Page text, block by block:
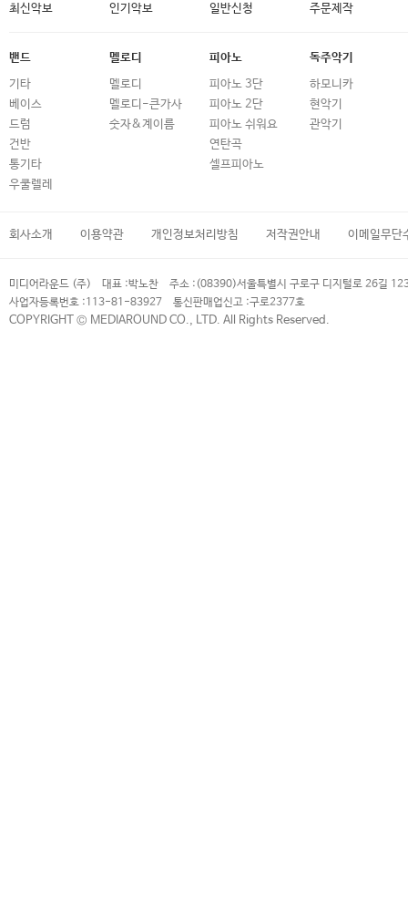
최신악보 인기악보 일반신청 주문제작
밴드
기타
베이스
드럼
건반
통기타
우쿨렐레
멜로디
멜로디
멜로디-큰가사
숫자&계이름
피아노
피아노 3단
피아노 2단
피아노 쉬워요
연탄곡
셀프피아노
독주악기
하모니카
현악기
관악기
회사소개 이용약관 개인정보처리방침 저작권안내 이메일무단
미디어라운드 (주) 대표 :박노찬 주소 : (08390)서울특별시 구로구 디지털로 26길
사업자등록번호 :113-81-83927 통신판매업신고 :구로2377호
COPYRIGHT © MEDIAROUND CO., LTD. All Rights Reserved.